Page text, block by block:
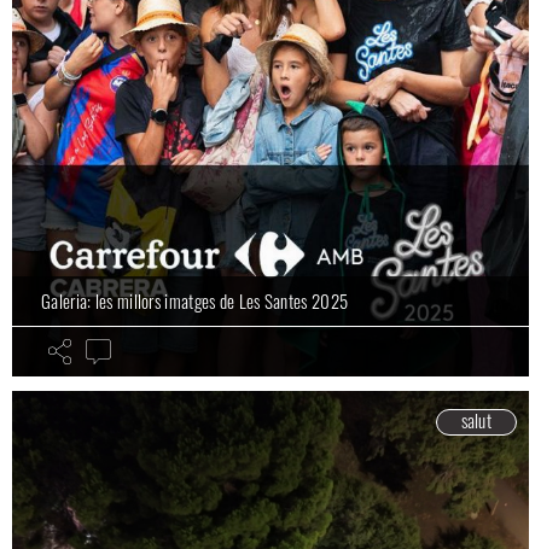
Galeria: les millors imatges de Les Santes 2025
salut